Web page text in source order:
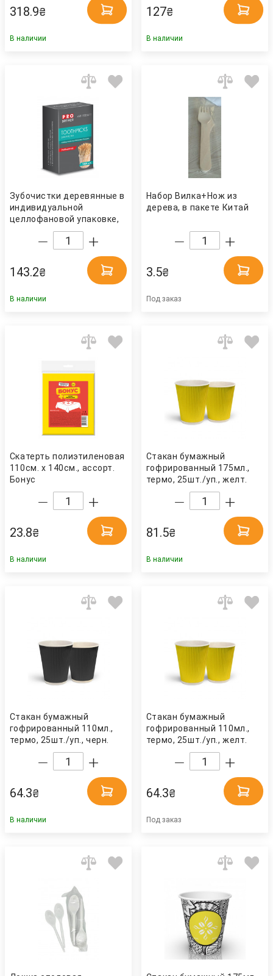
318.9₴
В наличии
127₴
В наличии
Зубочистки деревянные в
индивидуальной
целлофановой упаковке,
1000шт./уп. Китай
143.2₴
В наличии
Набор Вилка+Нож из
дерева, в пакете Китай
3.5₴
Под заказ
Скатерть полиэтиленовая
110см. х 140см., ассорт.
Бонус
23.8₴
В наличии
Стакан бумажный
гофрированный 175мл.,
термо, 25шт./уп., желт.
81.5₴
В наличии
Стакан бумажный
гофрированный 110мл.,
термо, 25шт./уп., черн.
64.3₴
В наличии
Стакан бумажный
гофрированный 110мл.,
термо, 25шт./уп., желт.
64.3₴
Под заказ